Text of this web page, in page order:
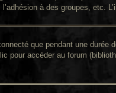
à des groupes, etc.
que pendant une durée
pour accéder au forum